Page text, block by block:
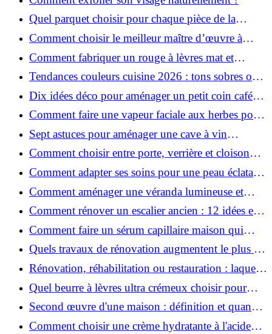
Quel parquet choisir pour chaque pièce de la
maison ?
Comment choisir le meilleur maître d’œuvre à
Grenoble en 2026 ?
Comment fabriquer un rouge à lèvres mat et
hydratant fait maison ?
Tendances couleurs cuisine 2026 : tons sobres ou
colorés, que choisir ?
Dix idées déco pour aménager un petit coin café
chez soi
Comment faire une vapeur faciale aux herbes pour
une peau plus saine et rajeunie ?
Sept astuces pour aménager une cave à vin
naturelle chez soi
Comment choisir entre porte, verrière et cloison
coulissante pour séparer vos pièces ?
Comment adapter ses soins pour une peau éclatante
en hiver ?
Comment aménager une véranda lumineuse et
conviviale : 12 idées déco
Comment rénover un escalier ancien : 12 idées et
astuces faciles pas à pas
Comment faire un sérum capillaire maison qui
stimule réellement la pousse des cheveux ?
Quels travaux de rénovation augmentent le plus la
valeur d'une maison pour la revente ?
Rénovation, réhabilitation ou restauration : laquelle
convient le mieux à mon logement ?
Quel beurre à lèvres ultra crémeux choisir pour
lèvres sèches et gercées?
Second œuvre d'une maison : définition et quand
le réaliser
Comment choisir une crème hydratante à l'acide